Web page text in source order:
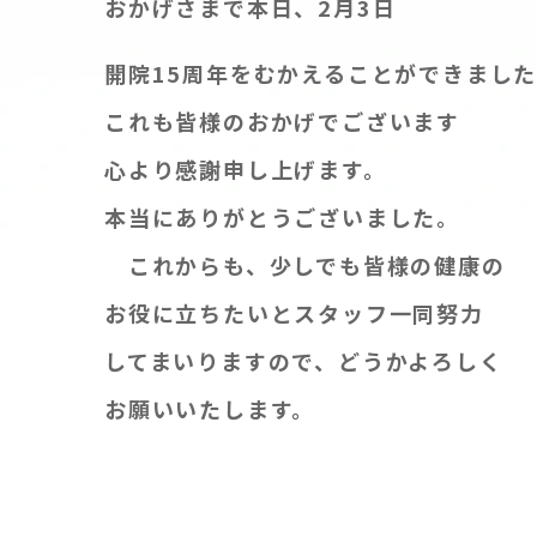
おかげさまで本日、 2月 3 日
開院15周年をむかえることができまし
これも皆様のおかげでございま
心より感謝申し上げます。
本当にありがとうございました。
これからも、少しでも皆様の健康の
お役に立ちたいとスタッフ一同努力
してまいりますので、どうかよろしく
お願いいたします。